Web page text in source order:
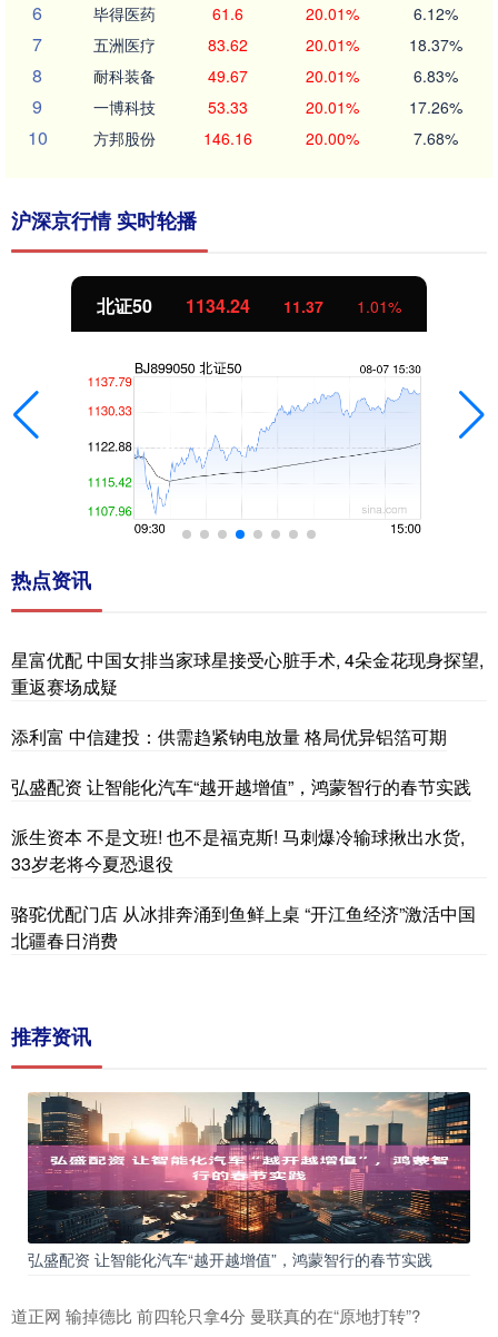
6 毕得医药 61.6 20.01% 6.12%
7 五洲医疗 83.62 20.01% 18.37%
8 耐科装备 49.67 20.01% 6.83%
9 一博科技 53.33 20.01% 17.26%
10 方邦股份 146.16 20.00% 7.68%
沪深京行情 实时轮播
北证50 1134.24 11.37 1.01%
热点资讯
星富优配 中国女排当家球星接受心脏手术, 4朵金花现身探望,
重返赛场成疑
添利富 中信建投：供需趋紧钠电放量 格局优异铝箔可期
弘盛配资 让智能化汽车“越开越增值”，鸿蒙智行的春节实践
派生资本 不是文班! 也不是福克斯! 马刺爆冷输球揪出水货,
33岁老将今夏恐退役
骆驼优配门店 从冰排奔涌到鱼鲜上桌 “开江鱼经济”激活中国
北疆春日消费
推荐资讯
弘盛配资 让智能化汽车“越开越增值”，鸿蒙智行的春节实践
道正网 输掉德比 前四轮只拿4分 曼联真的在“原地打转”?